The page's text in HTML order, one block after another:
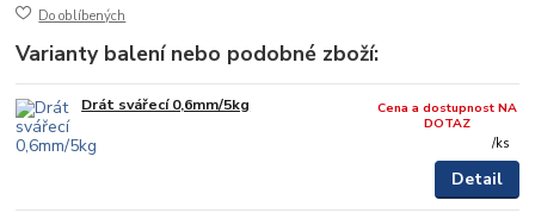
Do oblíbených
Varianty balení nebo podobné zboží:
Drát svářecí 0,6mm/5kg
/ks
Cena a dostupnost NA
DOTAZ
Detail